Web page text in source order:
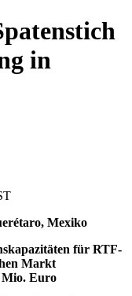
in
Mexiko
für RTF-
Markt
Mio. Euro